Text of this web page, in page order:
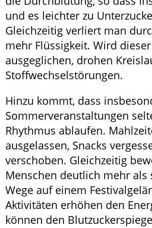
und es leichter zu
Gleichzeitig verliert man
mehr Flüssigkeit. Wird
ausgeglichen, drohen
Stoffwechselstörungen.
Hinzu kommt, dass
Sommerveranstaltungen
Rhythmus ablaufen.
ausgelassen, Snacks
verschoben. Gleichzeitig
Menschen deutlich mehr als
Wege auf einem
Aktivitäten erhöhen den
können den